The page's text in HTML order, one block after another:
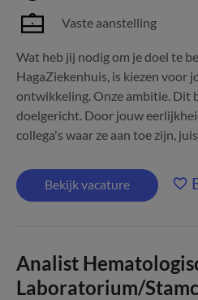
Vaste aanstelling
Wat heb jij nodig om je doel te
HagaZiekenhuis, is kiezen voor
ontwikkeling. Onze ambitie. Dit
doelgericht. Door jouw
collega's waar ze aan toe zijn,
Bekijk vacature
Analist
Laboratorium/